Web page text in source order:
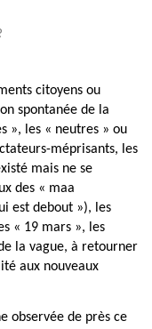
citoyens ou
spontanée de la
», les « neutres » ou
méprisants, les
mais ne se
des « maa
est debout »), les
« 19 mars », les
la vague, à retourner
aux nouveaux
observée de près ce